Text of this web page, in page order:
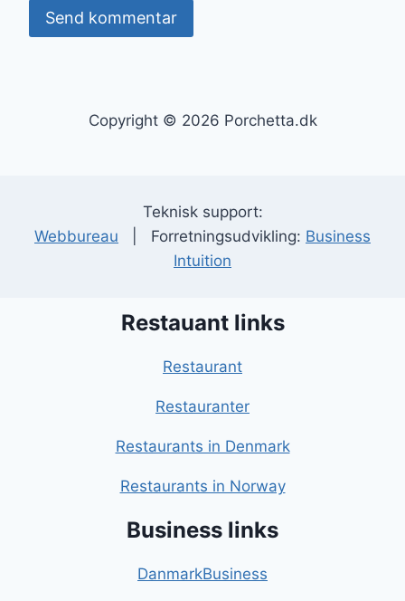
Copyright © 2026 Porchetta.dk
Teknisk support:
Webbureau | Forretningsudvikling: Business
Intuition
Restauant links
Restaurant
Restauranter
Restaurants in Denmark
Restaurants in Norway
Business links
DanmarkBusiness